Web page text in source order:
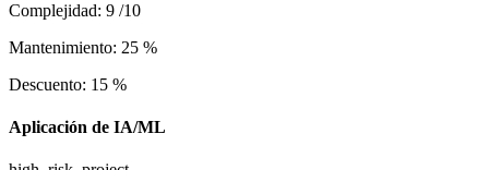
Complejidad: 9 /10
Mantenimiento: 25 %
Descuento: 15 %
Aplicación de IA/ML